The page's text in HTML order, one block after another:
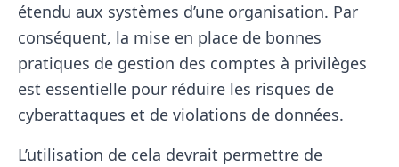
étendu aux systèmes d’une organisation. Par
conséquent, la mise en place de bonnes
pratiques de gestion des comptes à privilèges
est essentielle pour réduire les risques de
cyberattaques et de violations de données.
L’utilisation de cela devrait permettre de